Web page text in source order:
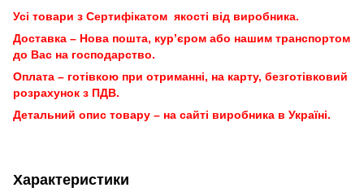
Усі товари з Сертифікатом якості від виробника.
Доставка – Нова пошта, кур’єром або нашим транспортом
до Вас на господарство.
Оплата – готівкою при отриманні, на карту, безготівковий
розрахунок з ПДВ.
Детальний опис товару – на сайті виробника в Україні.
Характеристики